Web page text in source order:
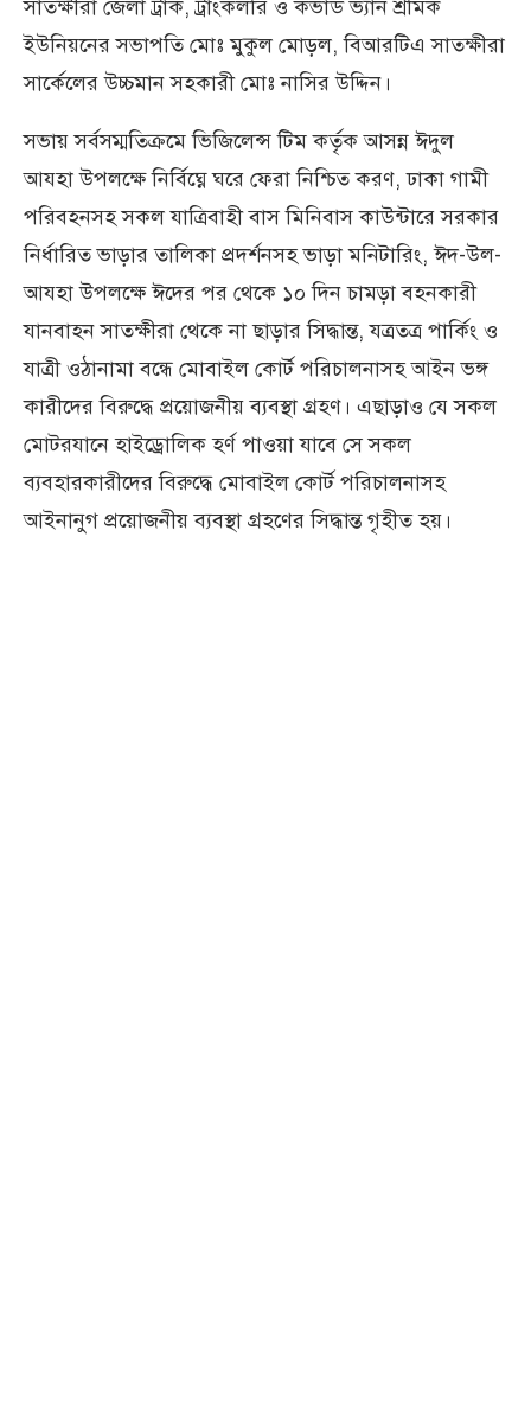
সাতক্ষীরা জেলা ট্রাক, ট্রাংকলরি ও কর্ভাড ভ্যান শ্রমিক
ইউনিয়নের সভাপতি মোঃ মুকুল মোড়ল, বিআরটিএ সাতক্ষীরা
সার্কেলের উচ্চমান সহকারী মোঃ নাসির উদ্দিন।
সভায় সর্বসম্মতিক্রমে ভিজিলেন্স টিম কর্তৃক আসন্ন ঈদুল
আযহা উপলক্ষে নির্বিঘ্নে ঘরে ফেরা নিশ্চিত করণ, ঢাকা গামী
পরিবহনসহ সকল যাত্রিবাহী বাস মিনিবাস কাউন্টারে সরকার
নির্ধারিত ভাড়ার তালিকা প্রদর্শনসহ ভাড়া মনিটারিং, ঈদ-উল-
আযহা উপলক্ষে ঈদের পর থেকে ১০ দিন চামড়া বহনকারী
যানবাহন সাতক্ষীরা থেকে না ছাড়ার সিদ্ধান্ত, যত্রতত্র পার্কিং ও
যাত্রী ওঠানামা বন্ধে মোবাইল কোর্ট পরিচালনাসহ আইন ভঙ্গ
কারীদের বিরুদ্ধে প্রয়োজনীয় ব্যবস্থা গ্রহণ। এছাড়াও যে সকল
মোটরযানে হাইড্রোলিক হর্ণ পাওয়া যাবে সে সকল
ব্যবহারকারীদের বিরুদ্ধে মোবাইল কোর্ট পরিচালনাসহ
আইনানুগ প্রয়োজনীয় ব্যবস্থা গ্রহণের সিদ্ধান্ত গৃহীত হয়।